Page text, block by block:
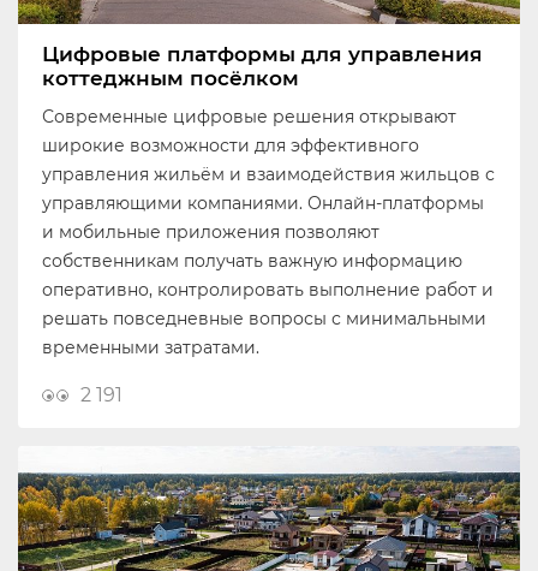
Цифровые платформы для управления
коттеджным посёлком
Современные цифровые решения открывают
широкие возможности для эффективного
управления жильём и взаимодействия жильцов с
управляющими компаниями. Онлайн-платформы
и мобильные приложения позволяют
собственникам получать важную информацию
оперативно, контролировать выполнение работ и
решать повседневные вопросы с минимальными
временными затратами.
2 191